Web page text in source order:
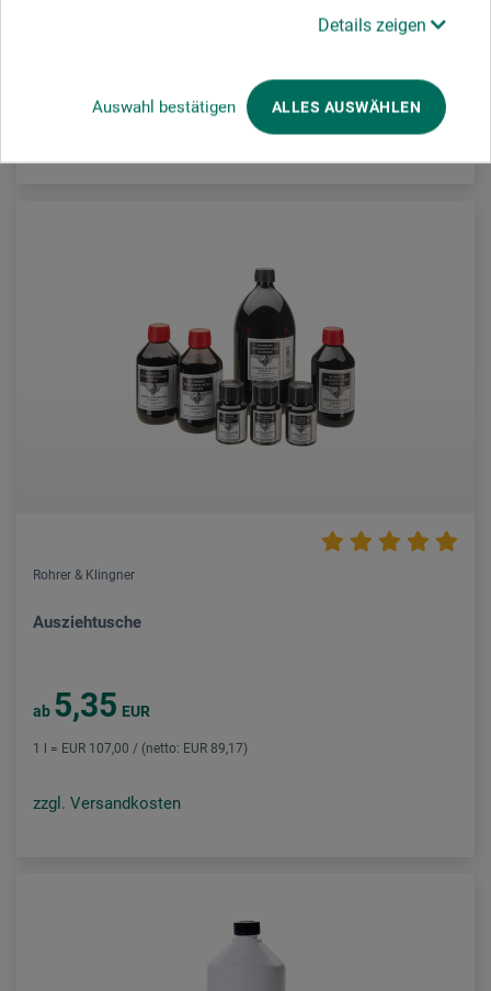
Details zeigen
Auswahl bestätigen ALLES AUSWÄHLEN
Rohrer & Klingner
Ausziehtusche
ab 5,35 EUR
1 l = EUR 107,00 / (netto: EUR 89,17)
zzgl. Versandkosten